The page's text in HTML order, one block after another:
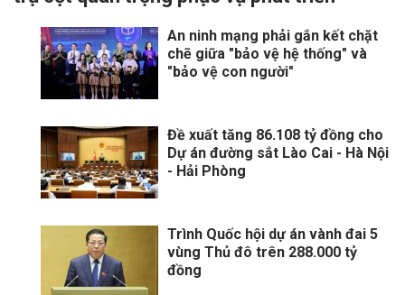
An ninh mạng phải gắn kết chặt
chẽ giữa "bảo vệ hệ thống" và
"bảo vệ con người"
Đề xuất tăng 86.108 tỷ đồng cho
Dự án đường sắt Lào Cai - Hà Nội
- Hải Phòng
Trình Quốc hội dự án vành đai 5
vùng Thủ đô trên 288.000 tỷ
đồng